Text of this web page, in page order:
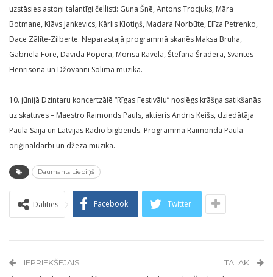
uzstāsies astoņi talantīgi čellisti: Guna Šnē, Antons Trocjuks, Māra
Botmane, Klāvs Jankevics, Kārlis Klotiņš, Madara Norbūte, Elīza Petrenko,
Dace Zālīte-Zilberte. Neparastajā programmā skanēs Maksa Bruha,
Gabriela Forē, Dāvida Popera, Morisa Ravela, Štefana Šradera, Svantes
Henrisona un Džovanni Solima mūzika.
10. jūnijā Dzintaru koncertzālē “Rīgas Festivālu” noslēgs krāšņa satikšanās
uz skatuves – Maestro Raimonds Pauls, aktieris Andris Keišs, dziedātāja
Paula Saija un Latvijas Radio bigbends. Programmā Raimonda Paula
oriģināldarbi un džeza mūzika.
Daumants Liepiņš
Dalīties Facebook Twitter
IEPRIEKŠĒJAIS TĀLĀK